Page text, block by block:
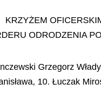
KRZYŻEM
ODRODZENIA
Grzegorz
10. Łuczak